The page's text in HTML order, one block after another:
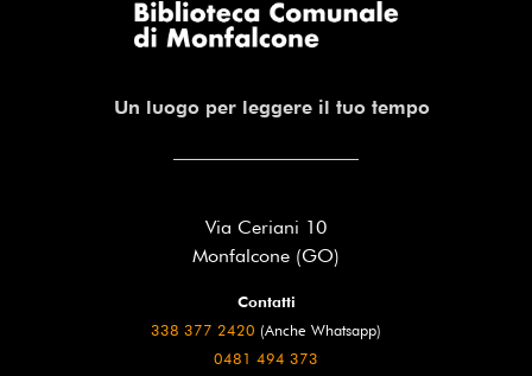
Un luogo per leggere il tuo tempo
Via Ceriani 10
Monfalcone (GO)
Contatti
338 377 2420 (Anche Whatsapp)
0481 494 373